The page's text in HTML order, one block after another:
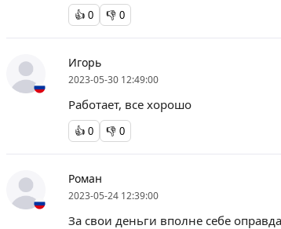
👍 0 👎 0
Игорь
2023-05-30 12:49:00
Работает, все хорошо
👍 0 👎 0
Роман
2023-05-24 12:39:00
За свои деньги вполне себе